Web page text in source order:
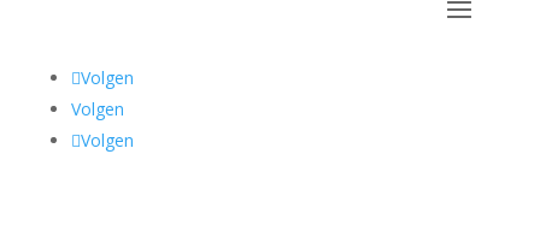
Volgen
Volgen
Volgen